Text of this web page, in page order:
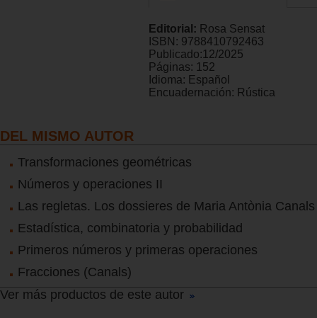
Editorial: Rosa Sensat
ISBN: 9788410792463
Publicado:12/2025
Páginas: 152
Idioma: Español
Encuadernación: Rústica
DEL MISMO AUTOR
Transformaciones geométricas
Números y operaciones II
Las regletas. Los dossieres de Maria Antònia Canals
Estadística, combinatoria y probabilidad
Primeros números y primeras operaciones
Fracciones (Canals)
Ver más productos de este autor